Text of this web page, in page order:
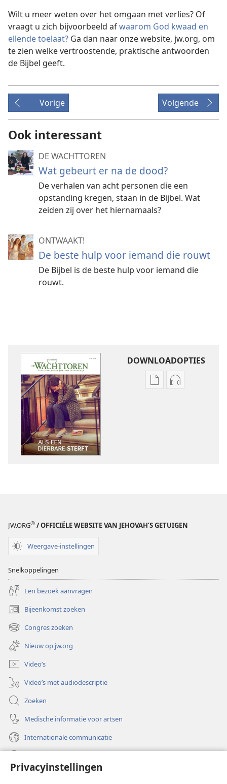
Privacyinstellingen
Wilt u meer weten over het omgaan met verlies? Of
vraagt u zich bijvoorbeeld afwaarom God kwaad en
ellende toelaat? Ga dan naar onze website, jw.org, om
te zien welke vertroostende, praktische antwoorden
de Bijbel geeft.
Vorige Volgende
Ook interessant
DE WACHTTOREN
Wat gebeurt er na de dood?
De verhalen van acht personen die een
opstanding kregen, staan in de Bijbel. Wat
zeiden zij over het hiernamaals?
ONTWAAKT!
De beste hulp voor iemand die rouwt
De Bijbel is de beste hulp voor iemand die
rouwt.
DOWNLOADOPTIES
Downloadopties
JW.ORG® / OFFICIËLE WEBSITE VAN JEHOVAH’S GETUIGEN
Weergave-instellingen
Snelkoppelingen
Een bezoek aanvragen
Bijeenkomst zoeken
(opent
nieuw
venster)
Congres zoeken
(opent
nieuw
venster)
Nieuw op jw.org
Video’s
Video’s met audiodescriptie
Zoeken
Medische informatie voor artsen
Internationale communicatie